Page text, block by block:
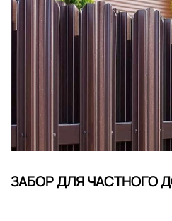
ЗАБОР ДЛЯ ЧАСТНОГО